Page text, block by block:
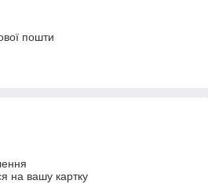
пошти
на вашу картку